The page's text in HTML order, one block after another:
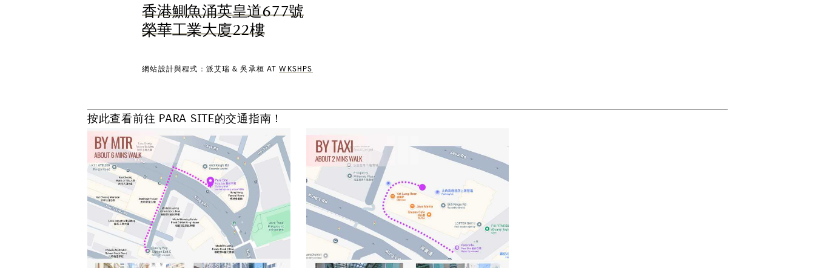
香港鰂魚涌英皇道677號
榮華工業大廈22樓
網站設計與程式 ： 派艾瑞 & 吳承桓 AT W KSHPS
按此查看前往 PARA SITE的交通指南 ！